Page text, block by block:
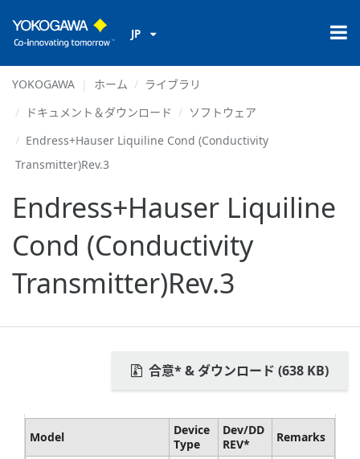
JP
YOKOGAWA ホーム
ライブラリ
ドキュメント＆ダウンロード
ソフトウェア
Endress+Hauser Liquiline Cond (Conductivity
Transmitter)Rev.3
Endress+Hauser Liquiline
Cond (Conductivity
Transmitter)Rev.3
合意* & ダウンロード (638 KB)
Model
Device
Type
Dev/DD
REV*
Remarks